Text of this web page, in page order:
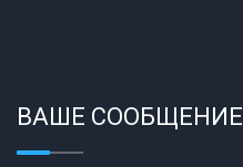
ВАШЕ СООБЩЕНИЕ